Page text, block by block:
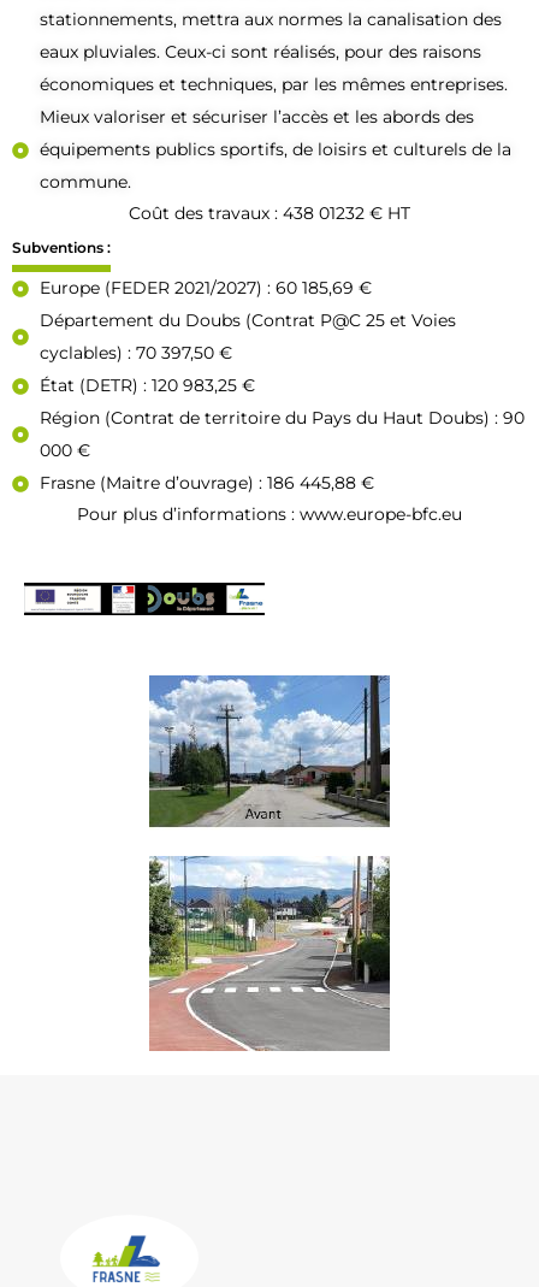
stationnements, mettra aux normes la canalisation des
eaux pluviales. Ceux-ci sont réalisés, pour des raisons
économiques et techniques, par les mêmes entreprises.
Mieux valoriser et sécuriser l’accès et les abords des
équipements publics sportifs, de loisirs et culturels de la
commune.
Coût des travaux : 438 01232 € HT
Subventions :
Europe (FEDER 2021/2027) : 60 185,69 €
Département du Doubs (Contrat P@C 25 et Voies
cyclables) : 70 397,50 €
État (DETR) : 120 983,25 €
Région (Contrat de territoire du Pays du Haut Doubs) : 90
000 €
Frasne (Maitre d’ouvrage) : 186 445,88 €
Pour plus d’informations : www.europe-bfc.eu